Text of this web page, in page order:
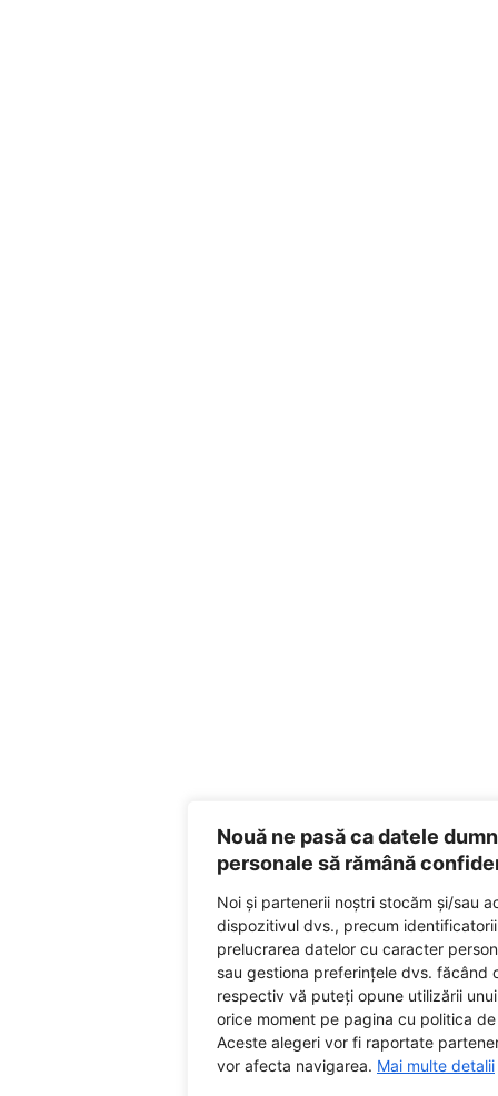
Nouă ne pasă ca datele
personale să rămână
Noi și partenerii noștri stocăm și/sau
dispozitivul dvs., precum
prelucrarea datelor cu caracter
sau gestiona preferințele dvs. făcând
respectiv vă puteți opune utilizării
orice moment pe pagina cu politica
Aceste alegeri vor fi raportate
vor afecta navigarea. Mai multe detalii